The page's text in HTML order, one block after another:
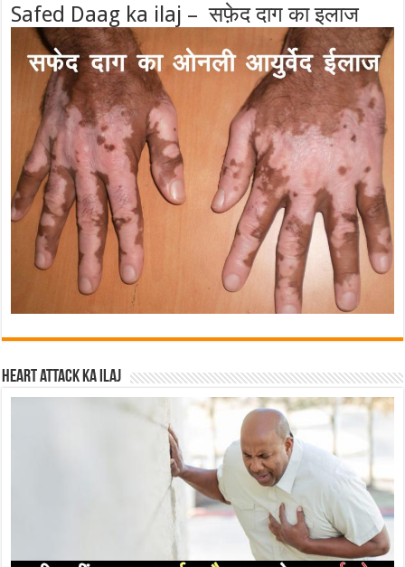
Safed Daag ka ilaj – सफ़ेद दाग का इलाज
Heart attack ka ilaj